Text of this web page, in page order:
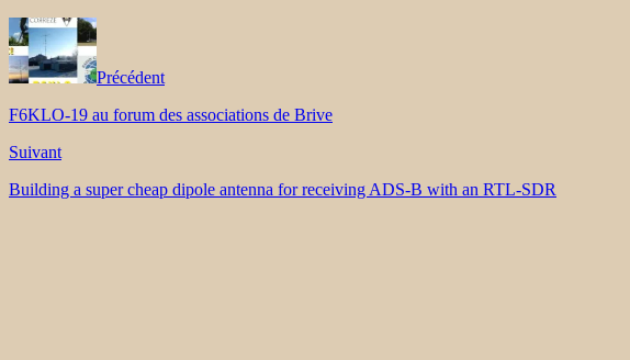
Précédent
F6KLO-19 au forum des associations de Brive
Suivant
Building a super cheap dipole antenna for receiving ADS-B with an RTL-SDR